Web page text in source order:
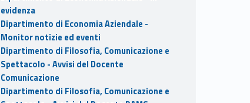
evidenza
Dipartimento di Economia Aziendale -
Monitor notizie ed eventi
Dipartimento di Filosofia, Comunicazione e
Spettacolo - Avvisi del Docente
Comunicazione
Dipartimento di Filosofia, Comunicazione e